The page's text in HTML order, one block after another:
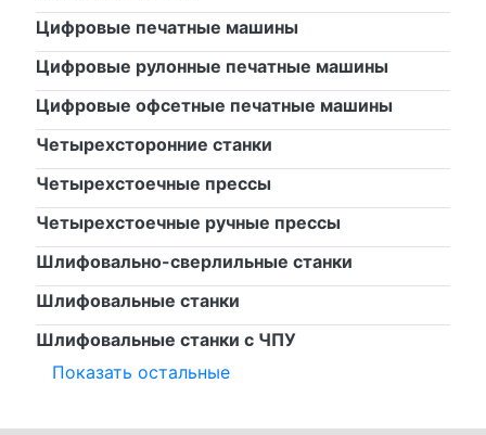
Цифровые печатные машины
Цифровые рулонные печатные машины
Цифровые офсетные печатные машины
Четырехсторонние станки
Четырехстоечные прессы
Четырехстоечные ручные прессы
Шлифовально-сверлильные станки
Шлифовальные станки
Шлифовальные станки с ЧПУ
Показать остальные